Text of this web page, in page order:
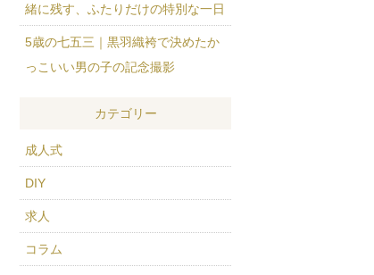
緒に残す、ふたりだけの特別な一日
5歳の七五三｜黒羽織袴で決めたか
っこいい男の子の記念撮影
カテゴリー
成人式
DIY
求人
コラム